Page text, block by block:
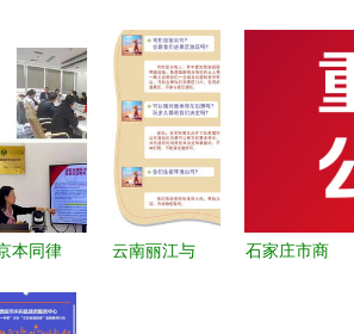
中介机
格认定
的理解
错了！
中介服务
打造全球化
服务新标杆
新冠疫苗预
约接种服务
入境中介服
本同律
学义主
云南丽江与
石家庄市商